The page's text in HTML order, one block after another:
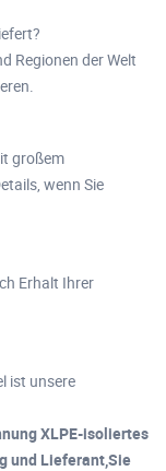
Regionen der Welt
großem
wenn Sie
Erhalt Ihrer
ist unsere
XLPE-isoliertes
und Lieferant,Sie